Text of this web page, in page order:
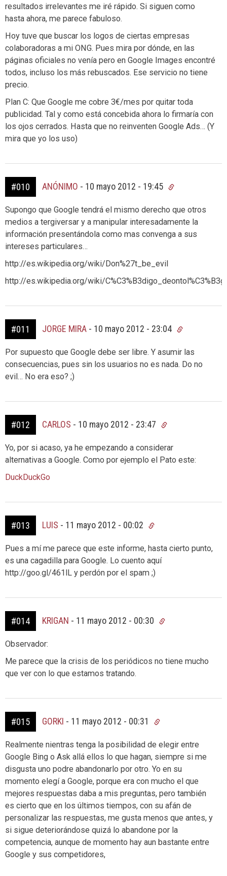
resultados irrelevantes me iré rápido. Si siguen como
hasta ahora, me parece fabuloso.
Hoy tuve que buscar los logos de ciertas empresas
colaboradoras a mi ONG. Pues mira por dónde, en las
páginas oficiales no venía pero en Google Images encontré
todos, incluso los más rebuscados. Ese servicio no tiene
precio.
Plan C: Que Google me cobre 3€/mes por quitar toda
publicidad. Tal y como está concebida ahora lo firmaría con
los ojos cerrados. Hasta que no reinventen Google Ads… (Y
mira que yo los uso)
#010 ANÓNIMO - 10 mayo 2012 - 19:45
Supongo que Google tendrá el mismo derecho que otros
medios a tergiversar y a manipular interesadamente la
información presentándola como mas convenga a sus
intereses particulares…
http://es.wikipedia.org/wiki/Don%27t_be_evil
http://es.wikipedia.org/wiki/
#011 JORGE MIRA - 10 mayo 2012 - 23:04
Por supuesto que Google debe ser libre. Y asumir las
consecuencias, pues sin los usuarios no es nada. Do no
evil… No era eso? ;)
#012 CARLOS - 10 mayo 2012 - 23:47
Yo, por si acaso, ya he empezando a considerar
alternativas a Google. Como por ejemplo el Pato este:
DuckDuckGo
#013 LUIS - 11 mayo 2012 - 00:02
Pues a mí me parece que este informe, hasta cierto punto,
es una cagadilla para Google. Lo cuento aquí
http://goo.gl/461lL y perdón por el spam ;)
#014 KRIGAN - 11 mayo 2012 - 00:30
Observador:
Me parece que la crisis de los periódicos no tiene mucho
que ver con lo que estamos tratando.
#015 GORKI - 11 mayo 2012 - 00:31
Realmente nientras tenga la posibilidad de elegir entre
Google Bing o Ask allá ellos lo que hagan, siempre si me
disgusta uno podre abandonarlo por otro. Yo en su
momento elegí a Google, porque era con mucho el que
mejores respuestas daba a mis preguntas, pero también
es cierto que en los últimos tiempos, con su afán de
personalizar las respuestas, me gusta menos que antes, y
si sigue deteriorándose quizá lo abandone por la
competencia, aunque de momento hay aun bastante entre
Google y sus competidores,